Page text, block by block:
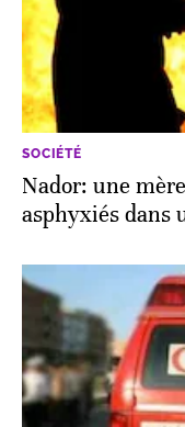
SOCIÉTÉ
Nador: une
asphyxiés dans